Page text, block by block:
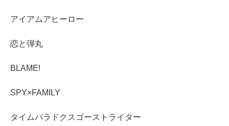
アイアムアヒーロー
恋と弾丸
BLAME!
SPY×FAMILY
タイムパラドクスゴーストライター